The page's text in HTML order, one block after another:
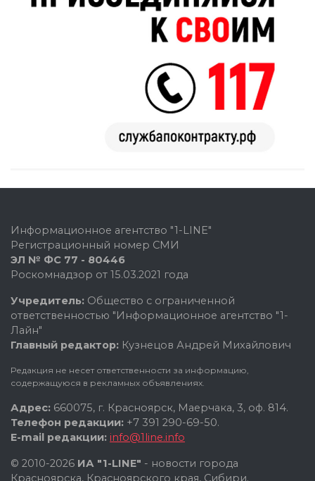
Информационное агентство "1-LINE"
Регистрационный номер СМИ
ЭЛ № ФС 77 - 80446
Роскомнадзор от 15.03.2021 года
Учредитель: Общество с ограниченной
ответственностью "Информационное агентство "1-
Лайн"
Главный редактор: Кузнецов Андрей Михайлович
Редакция не несет ответственности за информацию,
содержащуюся в рекламных объявлениях.
Адрес: 660075, г. Красноярск, Маерчака, 3, оф. 814.
Телефон редакции: +7 391 290-69-50.
E-mail редакции: info@1line.info
© 2010-2026 ИА "1-LINE" - новости города
Красноярска, Красноярского края, Сибири.